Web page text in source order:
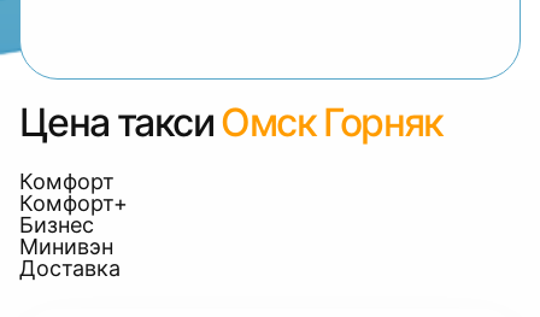
Цена таксиОмск Горняк
Комфорт
Комфорт+
Бизнес
Минивэн
Доставка